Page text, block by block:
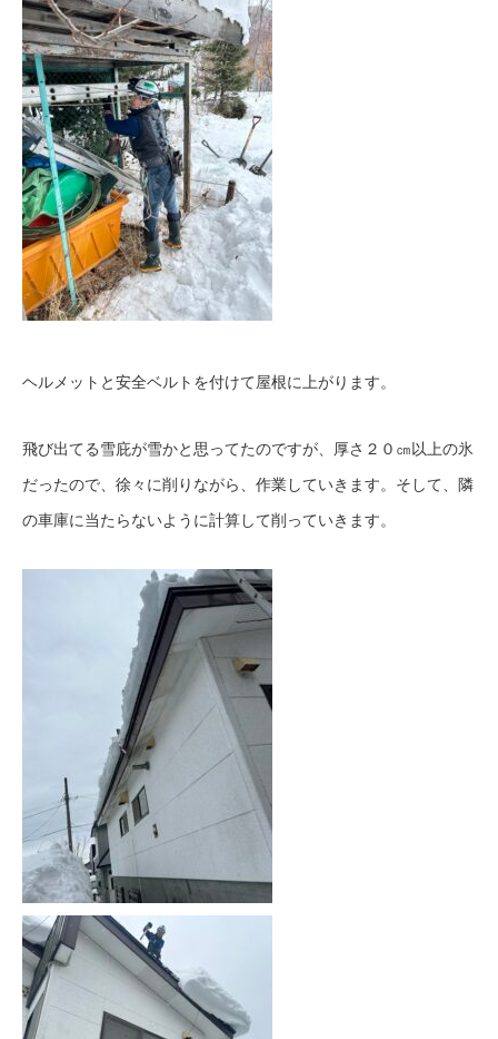
ヘルメットと安全ベルトを付けて屋根に上がります。
飛び出てる雪庇が雪かと思ってたのですが、厚さ２０㎝以上の氷
だったので、徐々に削りながら、作業していきます。そして、隣
の車庫に当たらないように計算して削っていきます。